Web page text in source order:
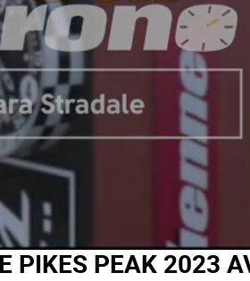
PIKES PEAK 2023